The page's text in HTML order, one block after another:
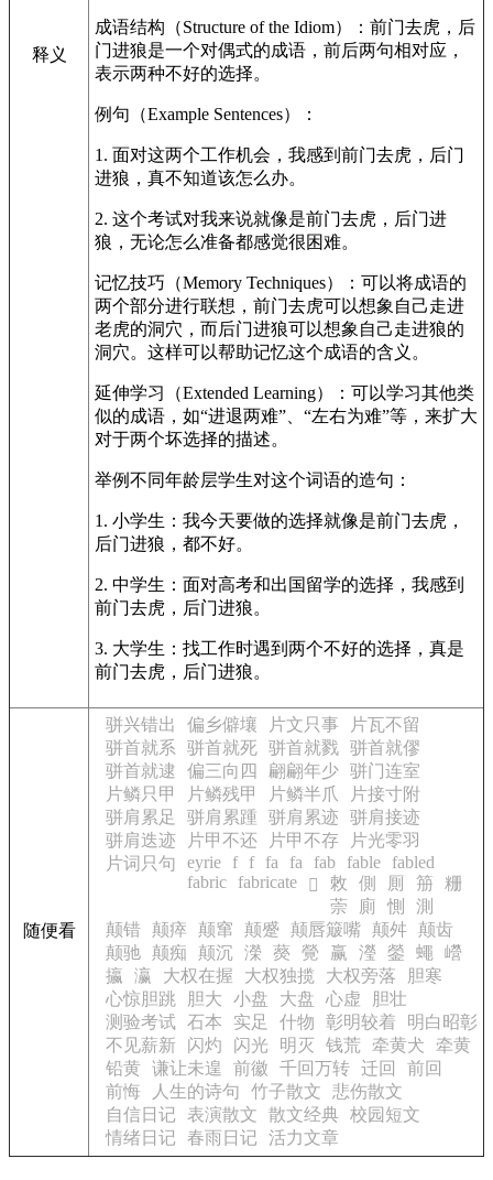
释义
成语结构（Structure of the Idiom）：前门去虎，后
门进狼是一个对偶式的成语，前后两句相对应，
表示两种不好的选择。
例句（Example Sentences）：
1. 面对这两个工作机会，我感到前门去虎，后门
进狼，真不知道该怎么办。
2. 这个考试对我来说就像是前门去虎，后门进
狼，无论怎么准备都感觉很困难。
记忆技巧（Memory Techniques）：可以将成语的
两个部分进行联想，前门去虎可以想象自己走进
老虎的洞穴，而后门进狼可以想象自己走进狼的
洞穴。这样可以帮助记忆这个成语的含义。
延伸学习（Extended Learning）：可以学习其他类
似的成语，如“进退两难”、“左右为难”等，来扩大
对于两个坏选择的描述。
举例不同年龄层学生对这个词语的造句：
1. 小学生：我今天要做的选择就像是前门去虎，
后门进狼，都不好。
2. 中学生：面对高考和出国留学的选择，我感到
前门去虎，后门进狼。
3. 大学生：找工作时遇到两个不好的选择，真是
前门去虎，后门进狼。
随便看
骈兴错出 偏乡僻壤 片文只事
片瓦不留
骈首就系
骈首就死 骈首就戮 骈首就僇
骈首就逮
偏三向四 翩翩年少 骈门连室
片鳞只甲
片鳞残甲 片鳞半爪
片接寸附
骈肩累足
骈肩累踵 骈肩累迹
骈肩接迹
骈肩迭迹
片甲不还 片甲不存
片光零羽
片词只句
eyrie f f fa fa fab fable
fabled
fabric
fabricate 𣆑 敇 側 厠 笧
粣
萗
廁 惻
測
颠错 颠瘁 颠窜 颠蹙 颠唇簸嘴 颠舛 颠齿
颠驰 颠痴 颠沉 濚 藀 覮 赢 瀅 鎣 蠅
巆
攍
瀛 大权在握 大权独揽 大权旁落
胆寒
心惊胆跳
胆大 小盘 大盘 心虚
胆壮
测验考试
石本 实足 什物 彰明较着
明白昭彰
不见薪新
闪灼 闪光 明灭 钱荒 牵黄犬
牵黄
铅黄 谦让未遑 前徽 千回万转 迁回
前回
前悔
人生的诗句 竹子散文
悲伤散文
自信日记
表演散文 散文经典 校园短文
情绪日记
春雨日记 活力文章